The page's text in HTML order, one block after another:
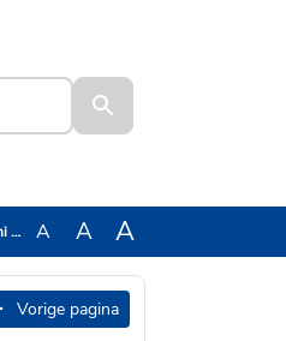
A A A
Vorige pagina